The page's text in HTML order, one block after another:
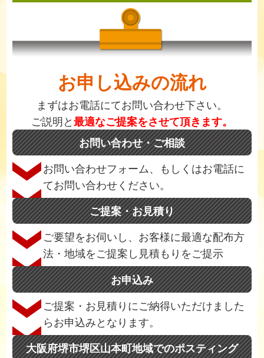
お申し込みの流れ
まずはお電話にてお問い合わせ下さい。
ご説明と最適なご提案をさせて頂きます。
お問い合わせ・ご相談
お問い合わせフォーム、もしくはお電話に
てお問い合わせください。
ご提案・お見積り
ご要望をお伺いし、お客様に最適な配布方
法・地域をご提案し見積もりをご提示
お申込み
ご提案・お見積りにご納得いただけました
らお申込みとなります。
大阪府堺市堺区山本町地域でのポスティング